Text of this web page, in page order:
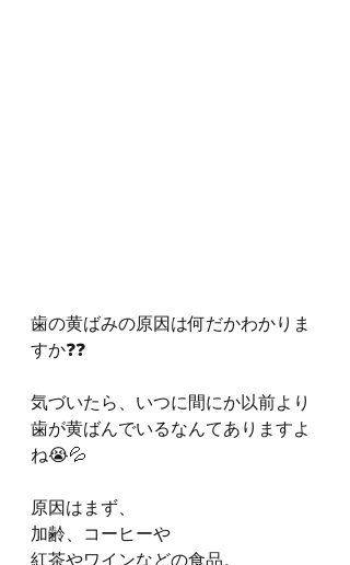
歯の黄ばみの原因は何だかわかりま
すか❓❓
気づいたら、いつに間にか以前より
歯が黄ばんでいるなんてありますよ
ね😭💦
原因はまず、
加齢、コーヒーや
紅茶やワインなどの食品。